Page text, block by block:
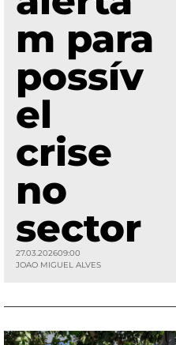
m para
possív
el
crise
no
sector
27.03.202609:00
JOAO MIGUEL ALVES